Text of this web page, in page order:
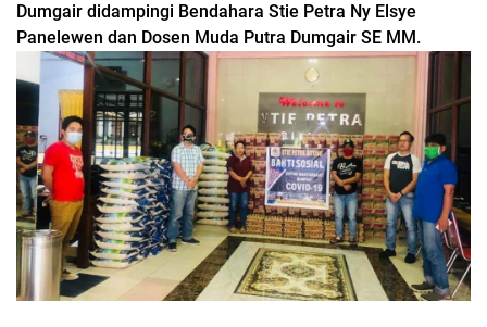
Dumgair didampingi Bendahara Stie Petra Ny Elsye
Panelewen dan Dosen Muda Putra Dumgair SE MM.